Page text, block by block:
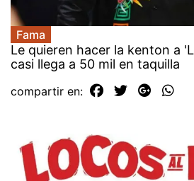
Fama
Le quieren hacer la kenton a
casi llega a 50 mil en taquilla
compartir en: